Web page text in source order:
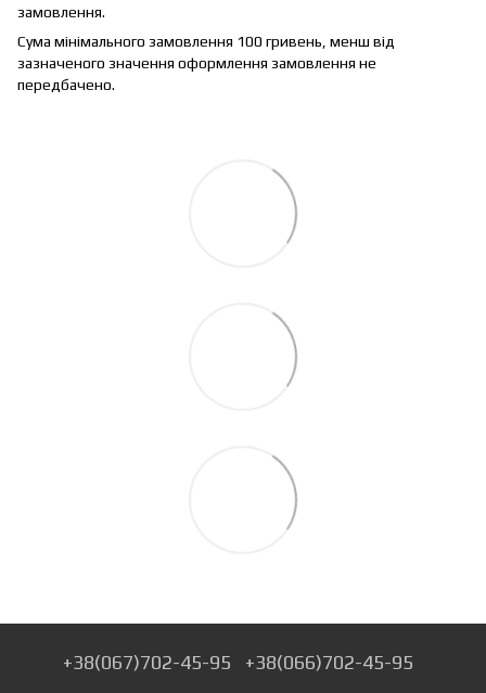
замовлення.
Сума мінімального замовлення 100 гривень, менш від
зазначеного значення оформлення замовлення не
передбачено.
+38(067)702-45-95 +38(066)702-45-95